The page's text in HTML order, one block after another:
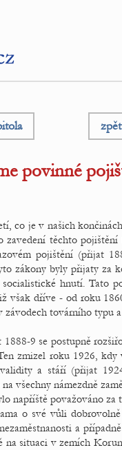
povinné
co je v našich
zavedení těchto
pojištění (přijat
zákony byly přijaty za
hnutí. Tato
však dříve - od roku
továrního typu
1888-9 se postupně
zmizel roku 1926,
a stáří (přijat
všechny námezdně
napříště považováno
o své vůli
a
na situaci v zemích